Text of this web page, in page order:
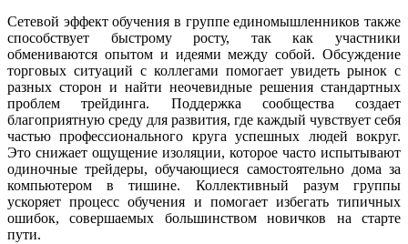
Сетевой эффект обучения в группе единомышленников также
способствует быстрому росту, так как участники
обмениваются опытом и идеями между собой. Обсуждение
торговых ситуаций с коллегами помогает увидеть рынок с
разных сторон и найти неочевидные решения стандартных
проблем трейдинга. Поддержка сообщества создает
благоприятную среду для развития, где каждый чувствует себя
частью профессионального круга успешных людей вокруг.
Это снижает ощущение изоляции, которое часто испытывают
одиночные трейдеры, обучающиеся самостоятельно дома за
компьютером в тишине. Коллективный разум группы
ускоряет процесс обучения и помогает избегать типичных
ошибок, совершаемых большинством новичков на старте
пути.